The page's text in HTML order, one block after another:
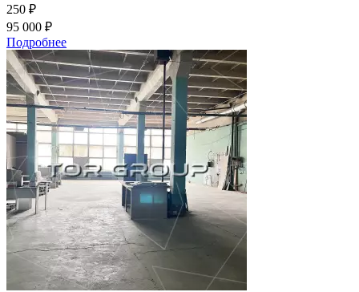
250 ₽
95 000 ₽
Подробнее